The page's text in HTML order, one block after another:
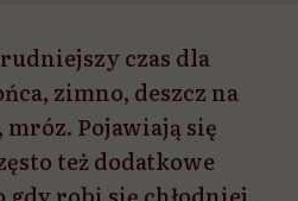
czas dla
zimno, deszcz na
Pojawiają się
też dodatkowe